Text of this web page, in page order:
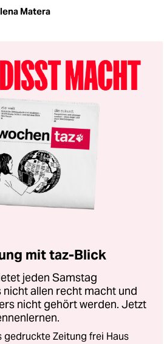
Matera
mit taz-Blick
jeden Samstag
allen recht macht und
nicht gehört werden. Jetzt
gedruckte Zeitung frei Haus